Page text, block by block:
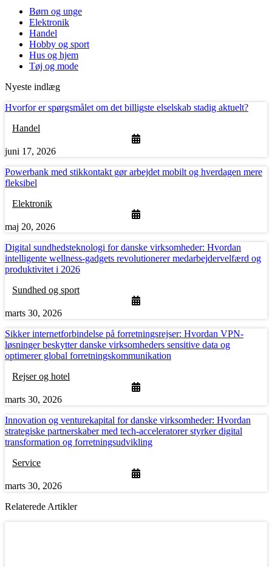
Børn og unge
Elektronik
Handel
Hobby og sport
Hus og hjem
Tøj og mode
Nyeste indlæg
Hvorfor er spørgsmålet om det billigste elselskab stadig aktuelt?
Handel
juni 17, 2026
Powerbank med stikkontakt gør arbejdet mobilt og hverdagen mere
fleksibel
Elektronik
maj 20, 2026
Digital sundhedsteknologi for danske virksomheder: Hvordan
intelligente wellness-gadgets revolutionerer medarbejdervelfærd og
produktivitet i 2026
Sundhed og sport
marts 30, 2026
Sikker internetforbindelse på forretningsrejser: Hvordan VPN-
løsninger beskytter danske virksomheders sensitive data og
optimerer global forretningskommunikation
Rejser og hotel
marts 30, 2026
Innovation og venturekapital for danske virksomheder: Hvordan
strategiske partnerskaber med tech-acceleratorer styrker digital
transformation og forretningsudvikling
Service
marts 30, 2026
Relaterede Artikler